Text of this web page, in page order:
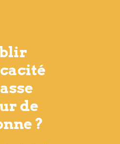
de
?